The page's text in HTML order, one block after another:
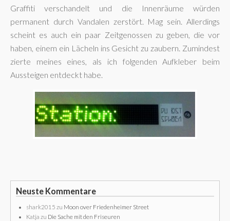
Graffiti verschandelt und die Innenräume würden
permanent durch Vandalen zerstört. Mag sein. Allerdings
scheint es auch ein paar Zeitgenossen zu geben, die vor
haben, einem ein Lächeln ins Gesicht zu zaubern. Zumindest
zierte meines eines, als ich folgenden Aufkleber beim
Aussteigen entdeckt habe.
Neuste Kommentare
shark2015 zu Moon over Friedenheimer Street
Katja zu Die Sache mit den Friseuren